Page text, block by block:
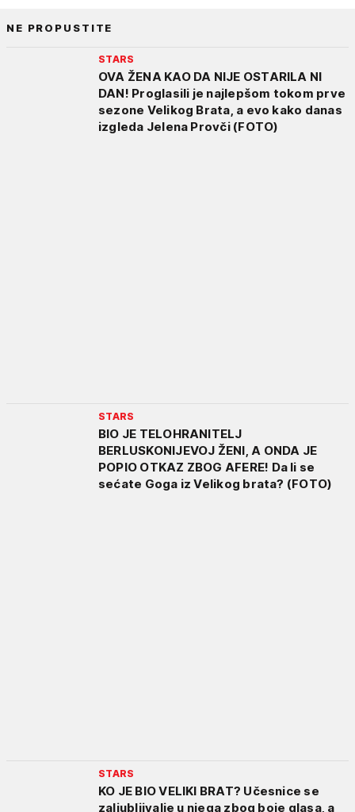
NE PROPUSTITE
STARS
OVA ŽENA KAO DA NIJE OSTARILA NI
DAN! Proglasili je najlepšom tokom prve
sezone Velikog Brata, a evo kako danas
izgleda Jelena Provči (FOTO)
STARS
BIO JE TELOHRANITELJ
BERLUSKONIJEVOJ ŽENI, A ONDA JE
POPIO OTKAZ ZBOG AFERE! Da li se
sećate Goga iz Velikog brata? (FOTO)
STARS
KO JE BIO VELIKI BRAT? Učesnice se
zaljubljivalje u njega zbog boje glasa, a